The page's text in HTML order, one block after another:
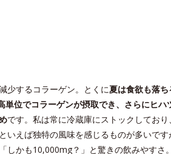
少するコラーゲン。とくに夏は食欲も落
単位でコラーゲンが摂取でき、さらにヒハ
です。私は常に冷蔵庫にストックしてお
いえば独特の風味を感じるものが多いで
しかも10,000mg？」と驚きの飲みやすさ